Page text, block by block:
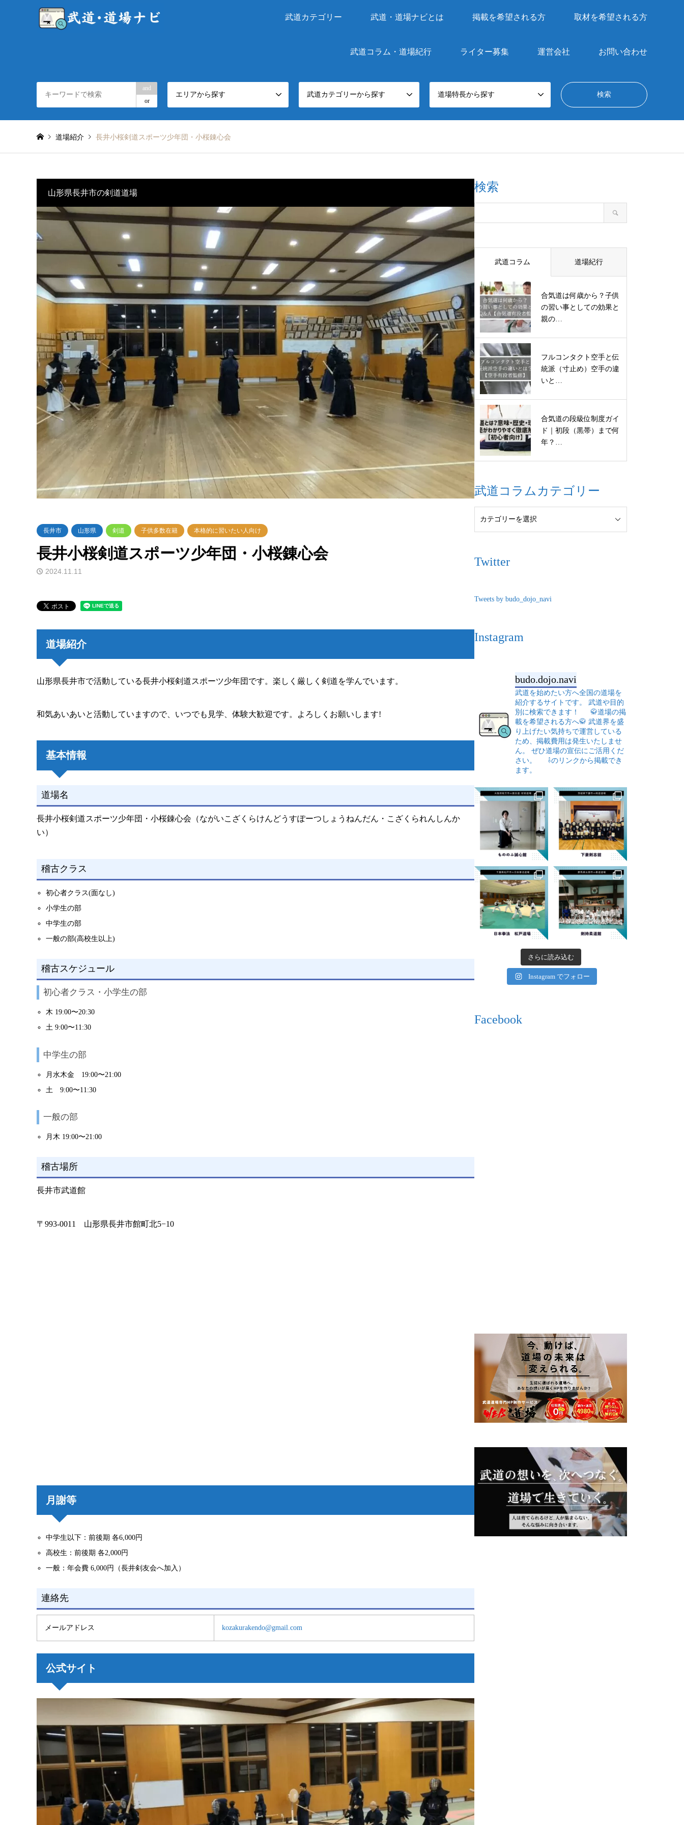
武道カテゴリー 武道・道場ナビとは 掲載を希望される方 取材を希望される方
武道コラム・道場紀行 ライター募集 運営会社 お問い合わせ
and
or
エリアから探す 武道カテゴリーから探す 道場特長から探す
道場紹介 長井小桜剣道スポーツ少年団・小桜錬心会
山形県長井市の剣道道場
長井市 山形県 剣道 子供多数在籍 本格的に習いたい人向け
長井小桜剣道スポーツ少年団・小桜錬心会
2024.11.11
道場紹介
山形県長井市で活動している長井小桜剣道スポーツ少年団です。楽しく厳しく剣道を学んでいます。
和気あいあいと活動していますので、いつでも見学、体験大歓迎です。よろしくお願いします!
基本情報
道場名
長井小桜剣道スポーツ少年団・小桜錬心会（ながいこざくらけんどうすぽーつしょうねんだん・こざくられんしんか
い）
稽古クラス
初心者クラス(面なし)
小学生の部
中学生の部
一般の部(高校生以上)
稽古スケジュール
初心者クラス・小学生の部
木 19:00〜20:30
土 9:00〜11:30
中学生の部
月水木金 19:00〜21:00
土 9:00〜11:30
一般の部
月木 19:00〜21:00
稽古場所
長井市武道館
〒993-0011 山形県長井市館町北5−10
月謝等
中学生以下：前後期 各6,000円
高校生：前後期 各2,000円
一般：年会費 6,000円（長井剣友会へ加入）
連絡先
メールアドレス kozakurakendo@gmail.com
公式サイト
検索
武道コラム 道場紀行
合気道は何歳から？子供
の習い事としての効果と
親の…
フルコンタクト空手と伝
統派（寸止め）空手の違
いと…
合気道の段級位制度ガイ
ド｜初段（黒帯）まで何
年？…
武道コラムカテゴリー
Twitter
Tweets by budo_dojo_navi
Instagram
budo.dojo.navi
武道を始めたい方へ全国の道場を
紹介するサイトです。
武道や目的
別に検索できます！
🥋道場の掲
載を希望される方へ🥋 武道界を盛
り上げたい気持ちで運営している
ため、掲載費用は発生いたしませ
ん。
ぜひ道場の宣伝にご活用くだ
さい。
⇩のリンクから掲載でき
ます。
さらに読み込む
Instagram でフォロー
Facebook